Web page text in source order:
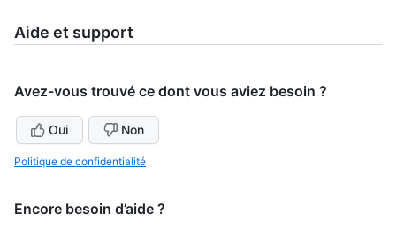
Aide et support
Avez-vous trouvé ce dont vous aviez besoin ?
Oui Non
Politique de confidentialité
Encore besoin d’aide ?